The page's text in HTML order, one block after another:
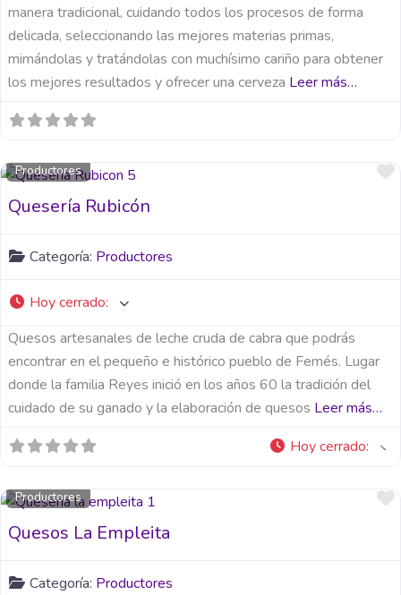
manera tradicional, cuidando todos los procesos de forma
delicada, seleccionando las mejores materias primas,
mimándolas y tratándolas con muchísimo cariño para obtener
los mejores resultados y ofrecer una cerveza Leer más…
Productores
Quesería Rubicón
Categoría: Productores
Hoy cerrado:
Quesos artesanales de leche cruda de cabra que podrás
encontrar en el pequeño e histórico pueblo de Femés. Lugar
donde la familia Reyes inició en los años 60 la tradición del
cuidado de su ganado y la elaboración de quesos Leer más…
Hoy cerrado:
Productores
Quesos La Empleita
Categoría: Productores